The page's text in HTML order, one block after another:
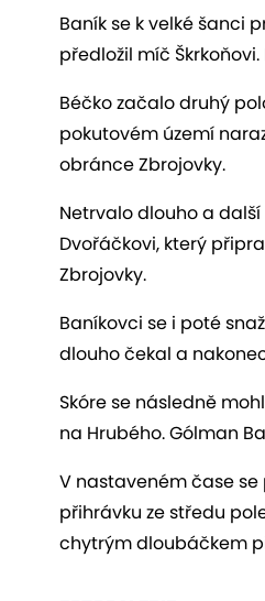
Baník se k velké šanci
předložil míč
Béčko začalo druhý
pokutovém území
obránce Zbrojovky.
Netrvalo dlouho a
Dvořáčkovi, který
Zbrojovky.
Baníkovci se i poté
dlouho čekal a
Skóre se následně
na Hrubého. Gólman
V nastaveném čase se
přihrávku ze středu
chytrým dloubáčkem